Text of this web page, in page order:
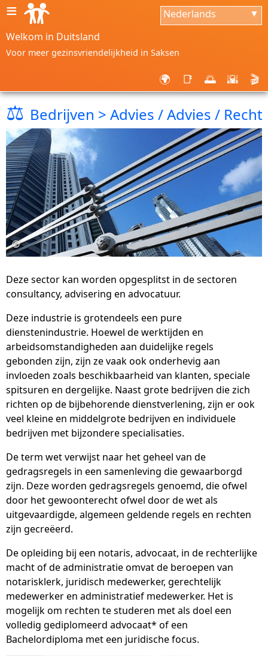
≡ Nederlands ▼
Welkom in Duitsland
Voor meer gezinsvriendelijkheid in Saksen
🌍 📑 🌅 🌇 🎬
⚖ Bedrijven > Advies / Advies / Recht
©
Deze sector kan worden opgesplitst in de sectoren
consultancy, advisering en advocatuur.
Deze industrie is grotendeels een pure
dienstenindustrie. Hoewel de werktijden en
arbeidsomstandigheden aan duidelijke regels
gebonden zijn, zijn ze vaak ook onderhevig aan
invloeden zoals beschikbaarheid van klanten, speciale
spitsuren en dergelijke. Naast grote bedrijven die zich
richten op de bijbehorende dienstverlening, zijn er ook
veel kleine en middelgrote bedrijven en individuele
bedrijven met bijzondere specialisaties.
De term wet verwijst naar het geheel van de
gedragsregels in een samenleving die gewaarborgd
zijn. Deze worden gedragsregels genoemd, die ofwel
door het gewoonterecht ofwel door de wet als
uitgevaardigde, algemeen geldende regels en rechten
zijn gecreëerd.
De opleiding bij een notaris, advocaat, in de rechterlijke
macht of de administratie omvat de beroepen van
notarisklerk, juridisch medewerker, gerechtelijk
medewerker en administratief medewerker. Het is
mogelijk om rechten te studeren met als doel een
volledig gediplomeerd advocaat* of een
Bachelordiploma met een juridische focus.